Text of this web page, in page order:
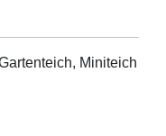
Miniteich